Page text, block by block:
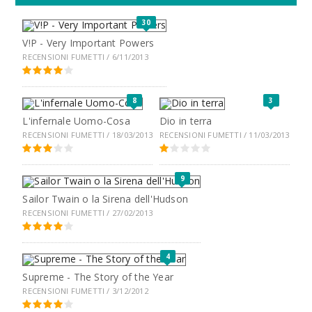
30
V!P - Very Important Powers
RECENSIONI FUMETTI / 6/11/2013
8
L'infernale Uomo-Cosa
RECENSIONI FUMETTI / 18/03/2013
3
Dio in terra
RECENSIONI FUMETTI / 11/03/2013
9
Sailor Twain o la Sirena dell'Hudson
RECENSIONI FUMETTI / 27/02/2013
4
Supreme - The Story of the Year
RECENSIONI FUMETTI / 3/12/2012